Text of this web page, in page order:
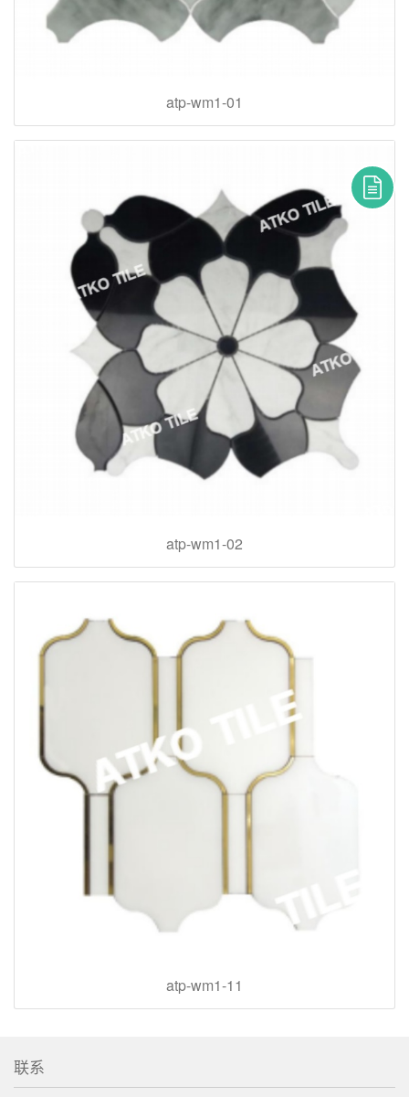
atp-wm1-01
atp-wm1-02
atp-wm1-11
联系